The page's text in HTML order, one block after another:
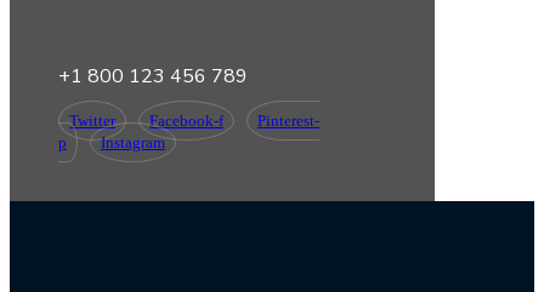
+1 800 123 456 789
Twitter Facebook-f
Pinterest-
p
Instagram